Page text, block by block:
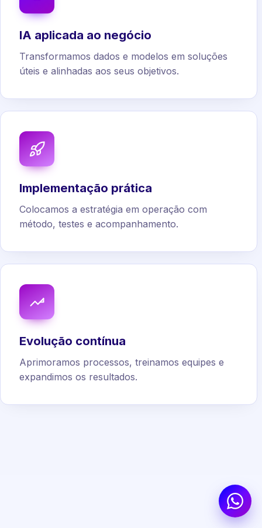
IA aplicada ao negócio
Transformamos dados e modelos em soluções
úteis e alinhadas aos seus objetivos.
Implementação prática
Colocamos a estratégia em operação com
método, testes e acompanhamento.
Evolução contínua
Aprimoramos processos, treinamos equipes e
expandimos os resultados.